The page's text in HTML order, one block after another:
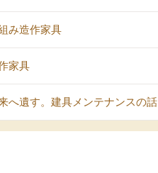
み造作家具
家具
へ遺す。建具メンテナンスの話